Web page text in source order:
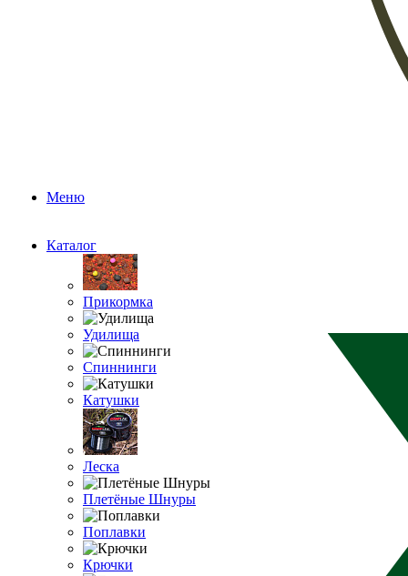
Меню
Каталог
Прикормка
Удилища
Спиннинги
Катушки
Леска
Плетёные Шнуры
Поплавки
Крючки